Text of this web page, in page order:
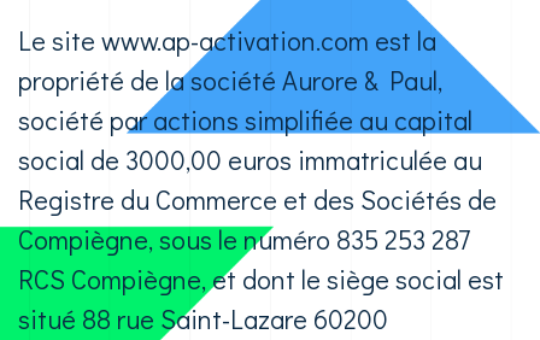
Le site www.ap-activation.com est la
propriété de la société Aurore & Paul,
société par actions simplifiée au capital
social de 3000,00 euros immatriculée au
Registre du Commerce et des Sociétés de
Compiègne, sous le numéro 835 253 287
RCS Compiègne, et dont le siège social est
situé 88 rue Saint-Lazare 60200